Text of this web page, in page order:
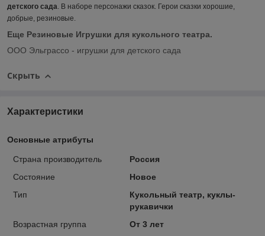
детского сада. В наборе персонажи сказок. Герои сказки хорошие,
добрые, резиновые.
Еще Резиновые Игрушки для кукольного театра.
ООО Эльграссо - игрушки для детского сада
Скрыть
Характеристики
Основные атрибуты
Страна производитель
Россия
Состояние
Новое
Тип
Кукольный театр, куклы-
рукавички
Возрастная группа
От 3 лет